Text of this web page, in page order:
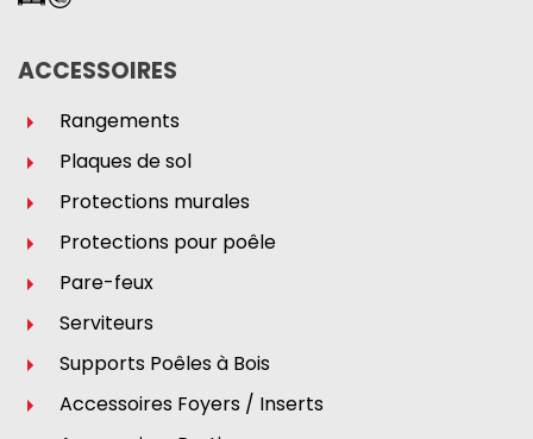
ACCESSOIRES
Rangements
Plaques de sol
Protections murales
Protections pour poêle
Pare-feux
Serviteurs
Supports Poêles à Bois
Accessoires Foyers / Inserts